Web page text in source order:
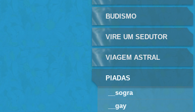
BUDISMO
VIRE UM SEDUTOR
VIAGEM ASTRAL
PIADAS
__sogra
__gay